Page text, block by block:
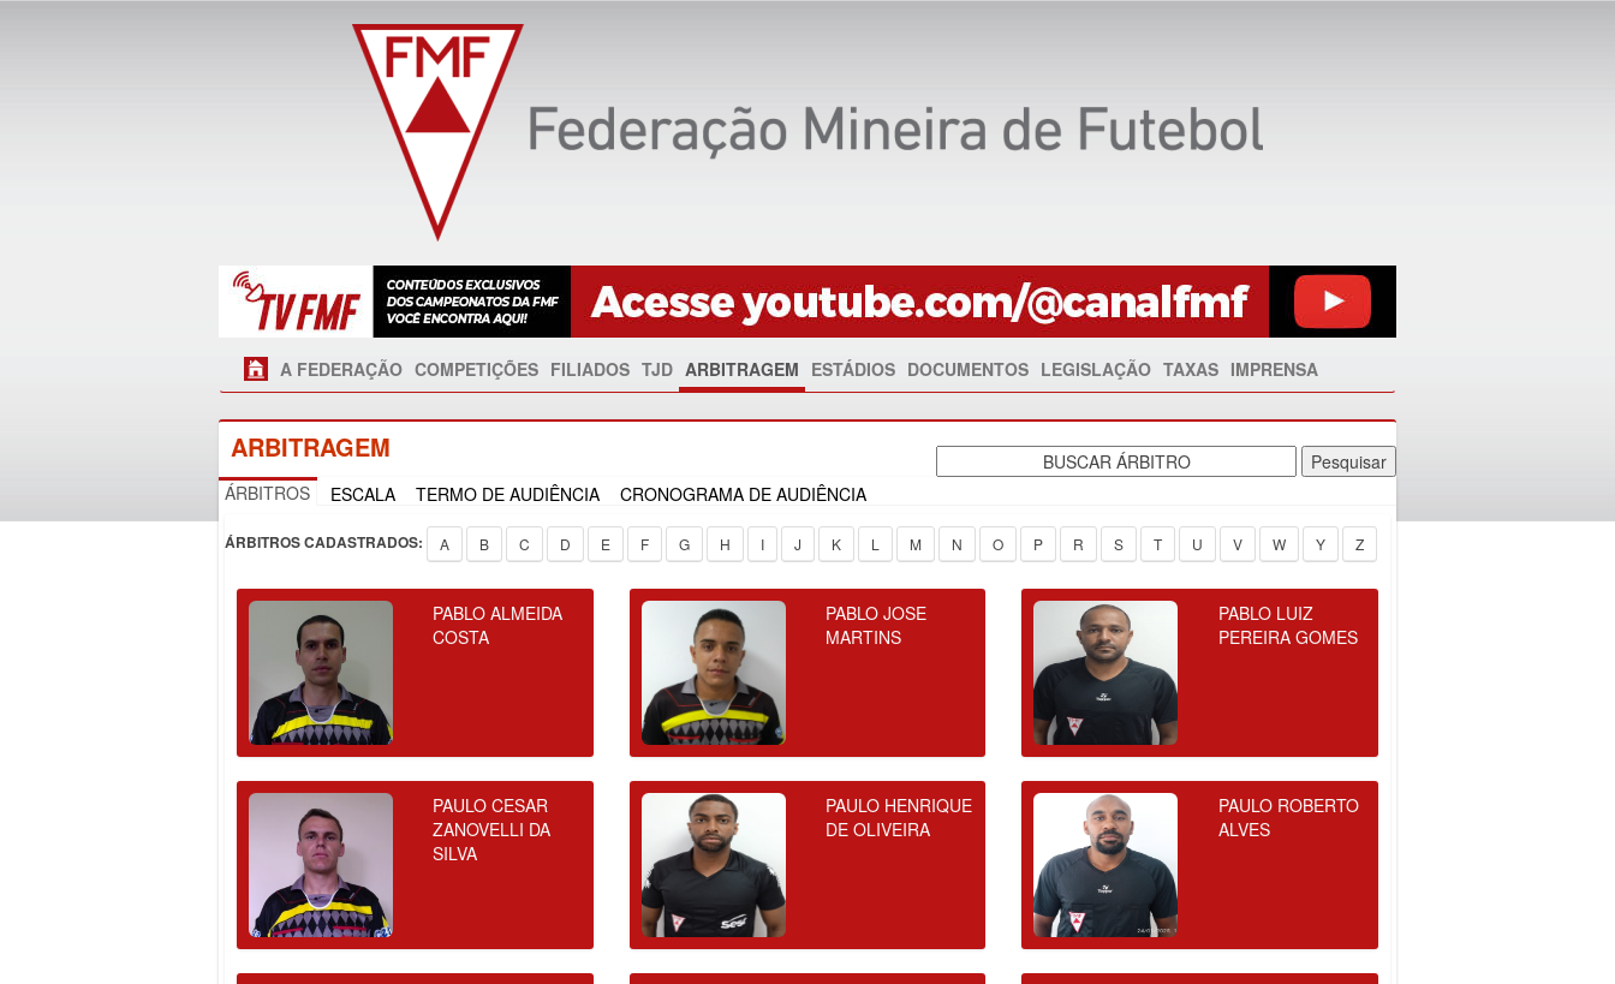
A FEDERAÇÃO COMPETIÇÕES FILIADOS TJD ARBITRAGEM ESTÁDIOS DOCUMENTOS LEGISLAÇÃO TAXAS IMPRENSA
ARBITRAGEM
ÁRBITROS ESCALA TERMO DE AUDIÊNCIA CRONOGRAMA DE AUDIÊNCIA
ÁRBITROS CADASTRADOS: A B C D E F G H I J K L M N O P R S T U V W Y Z
PABLO ALMEIDA
COSTA
PABLO JOSE
MARTINS
PABLO LUIZ
PEREIRA GOMES
PAULO CESAR
ZANOVELLI DA
SILVA
PAULO HENRIQUE
DE OLIVEIRA
PAULO ROBERTO
ALVES